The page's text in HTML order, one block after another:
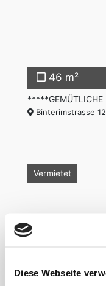
Diese Webseite
46 m²
*****GEMÜTLICHE
Binterimstrasse
Vermietet